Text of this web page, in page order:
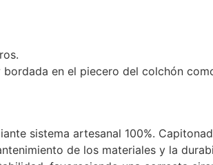
bordada en el piecero del colchón
sistema artesanal 100%.
de los materiales y la